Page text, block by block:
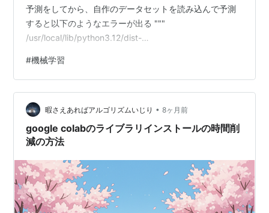
予測をしてから、自作のデータセットを読み込んで予測
すると以下のようなエラーが出る """
/usr/local/lib/python3.12/dist-
error_handler(*args, **kwargs) 122 raise
e.with_traceback(filtered_tb) from None 123 finally: >
124 del filtered_tb 1…
#機械学習
暇さえあればアルゴリズムいじり • 8ヶ月前
google colabのライブラリインストールの時間削
減の方法